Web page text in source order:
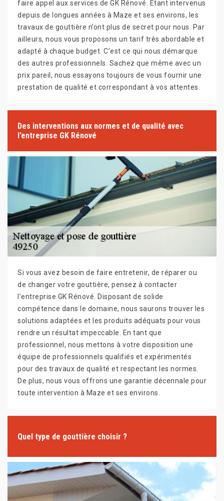
faire appel aux services de GK Rénové. Étant intervenus
depuis de longues années à Maze et ses environs, les
travaux de gouttière n’ont plus de secret pour nous. Par
ailleurs, nous vous proposons un tarif très abordable et
adapté à chaque budget. C’est ce qui nous démarque
des autres professionnels. Sachez que même avec un
prix pareil, nous essayons toujours de vous fournir une
prestation de qualité et correspondant à vos attentes.
Des interventions aux normes et de qualité avec
l’entreprise GK Rénové
Si vous avez besoin de faire entretenir, de réparer ou
de changer votre gouttière, pensez à contacter
l’entreprise GK Rénové. Disposant de solide
compétence dans le domaine, nous saurons trouver les
solutions adaptées et les produits adéquats pour vous
rendre un résultat impeccable. En tant que
professionnel, nous mettons à votre disposition une
équipe de professionnels qualifiés et expérimentés
pour des travaux de qualité et respectant les normes.
De plus, nous vous offrons une garantie décennale pour
toute intervention à Maze et ses environs.
Quel type de gouttière choisir ?